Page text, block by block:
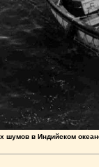
шумов в Индийском